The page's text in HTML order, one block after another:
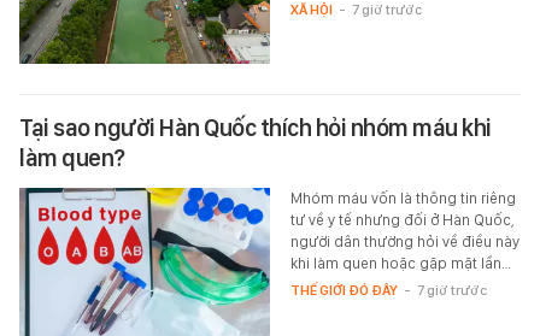
XÃ HỘI - 7 giờ trước
Tại sao người Hàn Quốc thích hỏi nhóm máu khi
làm quen?
Mhóm máu vốn là thông tin riêng
tư về y tế nhưng đối ở Hàn Quốc,
người dân thường hỏi về điều này
khi làm quen hoặc gặp mặt lần…
THẾ GIỚI ĐÓ ĐÂY - 7 giờ trước